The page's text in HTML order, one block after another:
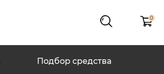
0
Подбор средства